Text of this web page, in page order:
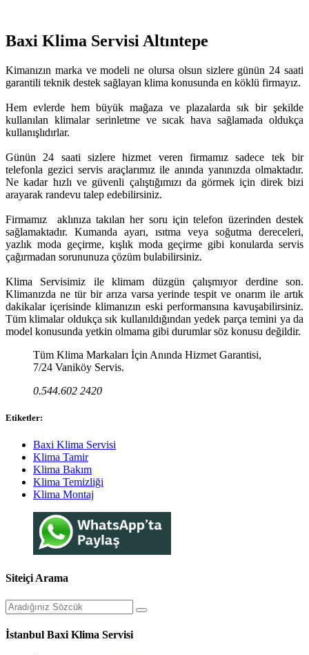
Baxi Klima Servisi Altıntepe
Kimanızın marka ve modeli ne olursa olsun sizlere günün 24 saati
garantili teknik destek sağlayan klima konusunda en köklü firmayız.
Hem evlerde hem büyük mağaza ve plazalarda sık bir şekilde
kullanılan klimalar serinletme ve sıcak hava sağlamada oldukça
kullanışlıdırlar.
Günün 24 saati sizlere hizmet veren firmamız sadece tek bir
telefonla gezici servis araçlarımız ile anında yanınızda olmaktadır.
Ne kadar hızlı ve güvenli çalıştığımızı da görmek için direk bizi
arayarak randevu talep edebilirsiniz.
Firmamız aklınıza takılan her soru için telefon üzerinden destek
sağlamaktadır. Kumanda ayarı, ısıtma veya soğutma dereceleri,
yazlık moda geçirme, kışlık moda geçirme gibi konularda servis
çağırmadan sorununuza çözüm bulabilirsiniz.
Klima Servisimiz ile klimam düzgün çalışmıyor derdine son.
Klimanızda ne tür bir arıza varsa yerinde tespit ve onarım ile artık
dakikalar içerisinde klimanızın eski performansına kavuşabilirsiniz.
Tüm klimalar oldukça sık kullanıldığından yedek parça temini ya da
model konusunda yetkin olmama gibi durumlar söz konusu değildir.
Tüm Klima Markaları İçin Anında Hizmet Garantisi,
7/24 Vaniköy Servis.
0.544.602 2420
Etiketler:
Baxi Klima Servisi
Klima Tamir
Klima Bakım
Klima Temizliği
Klima Montaj
Siteiçi Arama
İstanbul Baxi Klima Servisi